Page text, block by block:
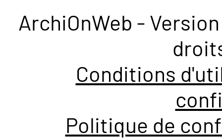
ArchiOnWeb -
Conditions
Politique de